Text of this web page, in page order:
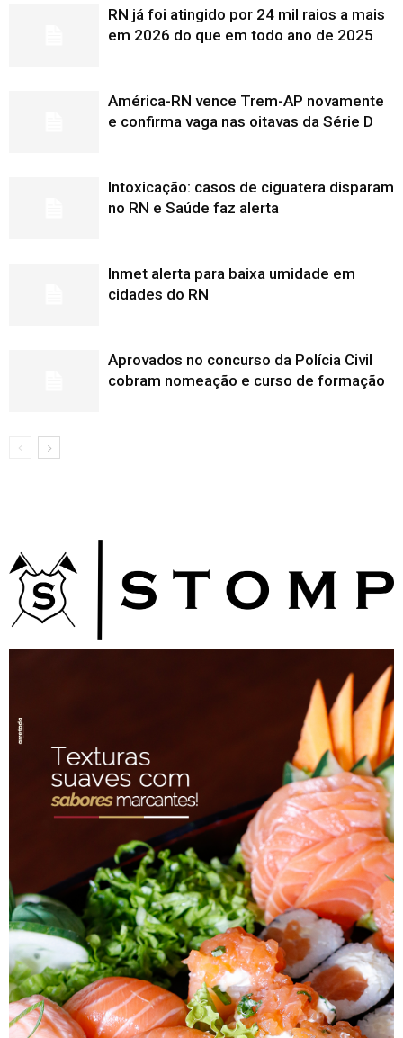
RN já foi atingido por 24 mil raios a mais
em 2026 do que em todo ano de 2025
América-RN vence Trem-AP novamente
e confirma vaga nas oitavas da Série D
Intoxicação: casos de ciguatera disparam
no RN e Saúde faz alerta
Inmet alerta para baixa umidade em
cidades do RN
Aprovados no concurso da Polícia Civil
cobram nomeação e curso de formação